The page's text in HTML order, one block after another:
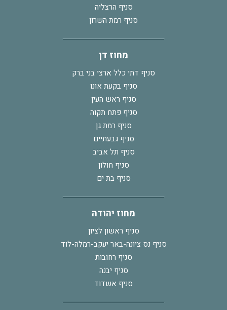
סניף הרצליה
סניף רמת השרון
מחוז דן
סניף דתי כלל ארצי בני ברק
סניף בקעת אונו
סניף ראש העין
סניף פתח תקוה
סניף רמת גן
סניף גבעתיים
סניף תל אביב
סניף חולון
סניף בת ים
מחוז יהודה
סניף ראשון לציון
סניף נס ציונה-באר יעקב-רמלה-לוד
סניף רחובות
סניף יבנה
סניף אשדוד